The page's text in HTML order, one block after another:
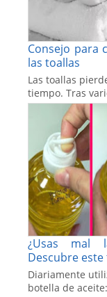
Consejo para
las toallas
Las toallas
tiempo. Tras
¿Usas mal
Descubre
Diariamente
botella de